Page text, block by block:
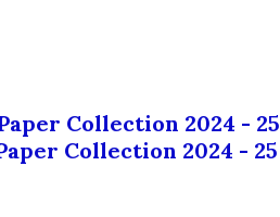
Collection 2024 - 25
Collection 2024 - 25